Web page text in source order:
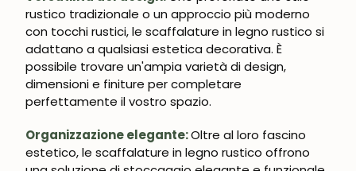
rustico tradizionale o un approccio più moderno
con tocchi rustici, le scaffalature in legno rustico si
adattano a qualsiasi estetica decorativa. È
possibile trovare un'ampia varietà di design,
dimensioni e finiture per completare
perfettamente il vostro spazio.
Organizzazione elegante: Oltre al loro fascino
estetico, le scaffalature in legno rustico offrono
Iscrivermi